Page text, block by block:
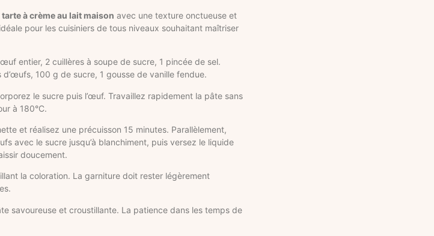
tarte à crème au lait maison avec une texture onctueuse et
pour les cuisiniers de tous niveaux souhaitant maîtriser
entier, 2 cuillères à soupe de sucre, 1 pincée de sel.
100 g de sucre, 1 gousse de vanille fendue.
le sucre puis l’œuf. Travaillez rapidement la pâte sans
à 180°C.
et réalisez une précuisson 15 minutes. Parallèlement,
avec le sucre jusqu’à blanchiment, puis versez le liquide
doucement.
la coloration. La garniture doit rester légèrement
savoureuse et croustillante. La patience dans les temps de